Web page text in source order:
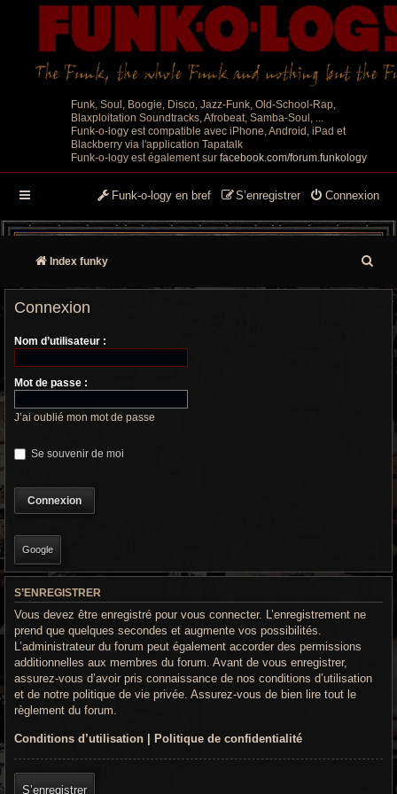
Funk, Soul, Boogie, Disco, Jazz-Funk, Old-School-Rap,
Blaxploitation Soundtracks, Afrobeat, Samba-Soul, ...
Funk-o-logy est compatible avec iPhone, Android, iPad et
Blackberry via l'application Tapatalk
Funk-o-logy est également sur facebook.com/forum.funkology
Connexion
S’enregistrer
Funk-o-logy en bref
Index funky
e
o
o
Connexion
Nom d’utilisateur :
Mot de passe :
J’ai oublié mon mot de passe
Se souvenir de moi
Google
S’ENREGISTRER
Vous devez être enregistré pour vous connecter. L’enregistrement ne
prend que quelques secondes et augmente vos possibilités.
L’administrateur du forum peut également accorder des permissions
additionnelles aux membres du forum. Avant de vous enregistrer,
assurez-vous d’avoir pris connaissance de nos conditions d’utilisation
et de notre politique de vie privée. Assurez-vous de bien lire tout le
règlement du forum.
Conditions d’utilisation | Politique de confidentialité
S’enregistrer